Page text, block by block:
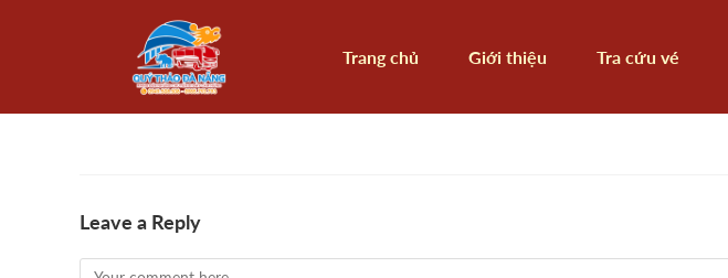
Trang chủ Giới thiệu Tra cứu vé
Leave a Reply